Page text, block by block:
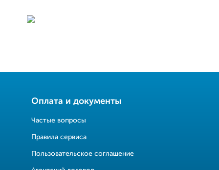
Оплата и документы
Частые вопросы
Правила сервиса
Пользовательское соглашение